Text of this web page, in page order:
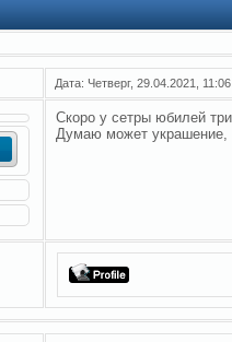
Дата: Четверг, 29.04.2021,
Скоро у сетры юбилей
Думаю может украшение,